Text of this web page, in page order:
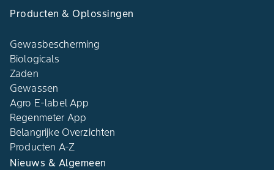
Producten & Oplossingen
Gewasbescherming
Biologicals
Zaden
Gewassen
Agro E-label App
Regenmeter App
Belangrijke Overzichten
Producten A-Z
Nieuws & Algemeen